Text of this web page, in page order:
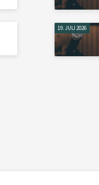
19. JULI 2026